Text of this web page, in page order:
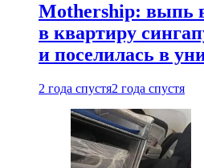
Mothership: выпь
в квартиру
и поселилась в
2 года спустя2 года спустя